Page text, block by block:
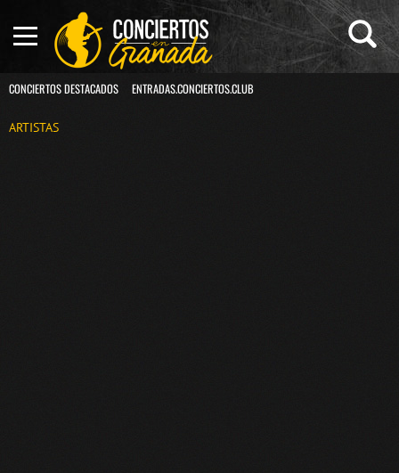
CONCIERTOS DESTACADOS ENTRADAS.CONCIERTOS.CLUB
ARTISTAS